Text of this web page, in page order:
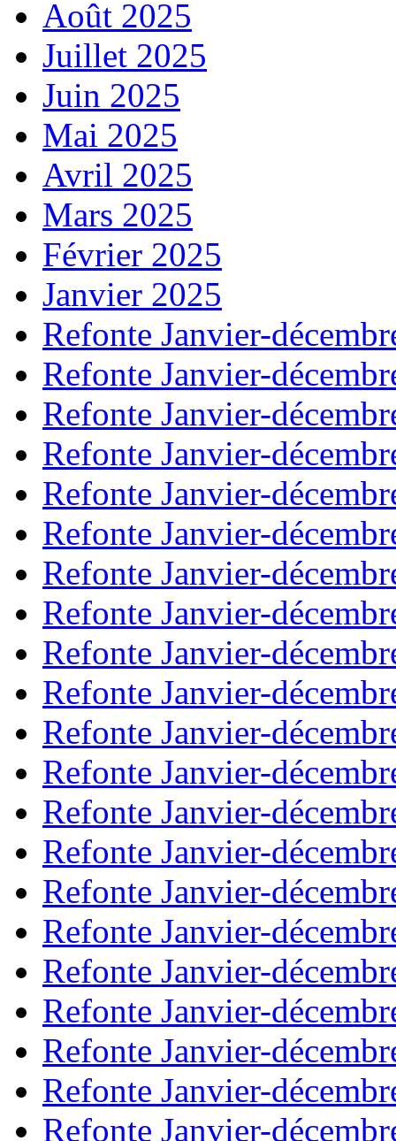
Août 2025
Juillet 2025
Juin 2025
Mai 2025
Avril 2025
Mars 2025
Février 2025
Janvier 2025
Refonte Janvier-
Refonte Janvier-
Refonte Janvier-
Refonte Janvier-
Refonte Janvier-
Refonte Janvier-
Refonte Janvier-
Refonte Janvier-
Refonte Janvier-
Refonte Janvier-
Refonte Janvier-
Refonte Janvier-
Refonte Janvier-
Refonte Janvier-
Refonte Janvier-
Refonte Janvier-
Refonte Janvier-
Refonte Janvier-
Refonte Janvier-
Refonte Janvier-
Refonte Janvier-